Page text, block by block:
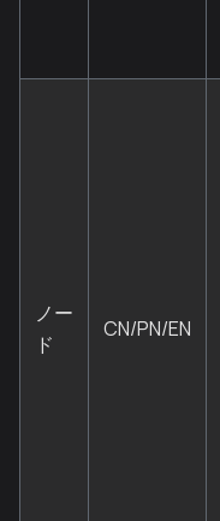
ノー
ド
CN/PN/EN